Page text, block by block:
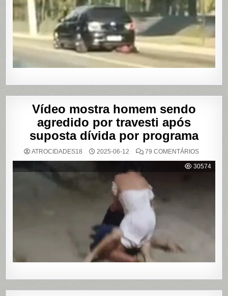
APÓS
BRIGA
EM
CASA
SHOWS
SÃO
PAULO
Vídeo mostra homem sendo
agredido por travesti após
suposta dívida por programa
ATROCIDADES18 2025-06-12 79 COMENTÁRIOSEM
MOSTRA
HOMEM
30574